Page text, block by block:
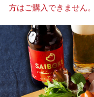
方はご購入できません。